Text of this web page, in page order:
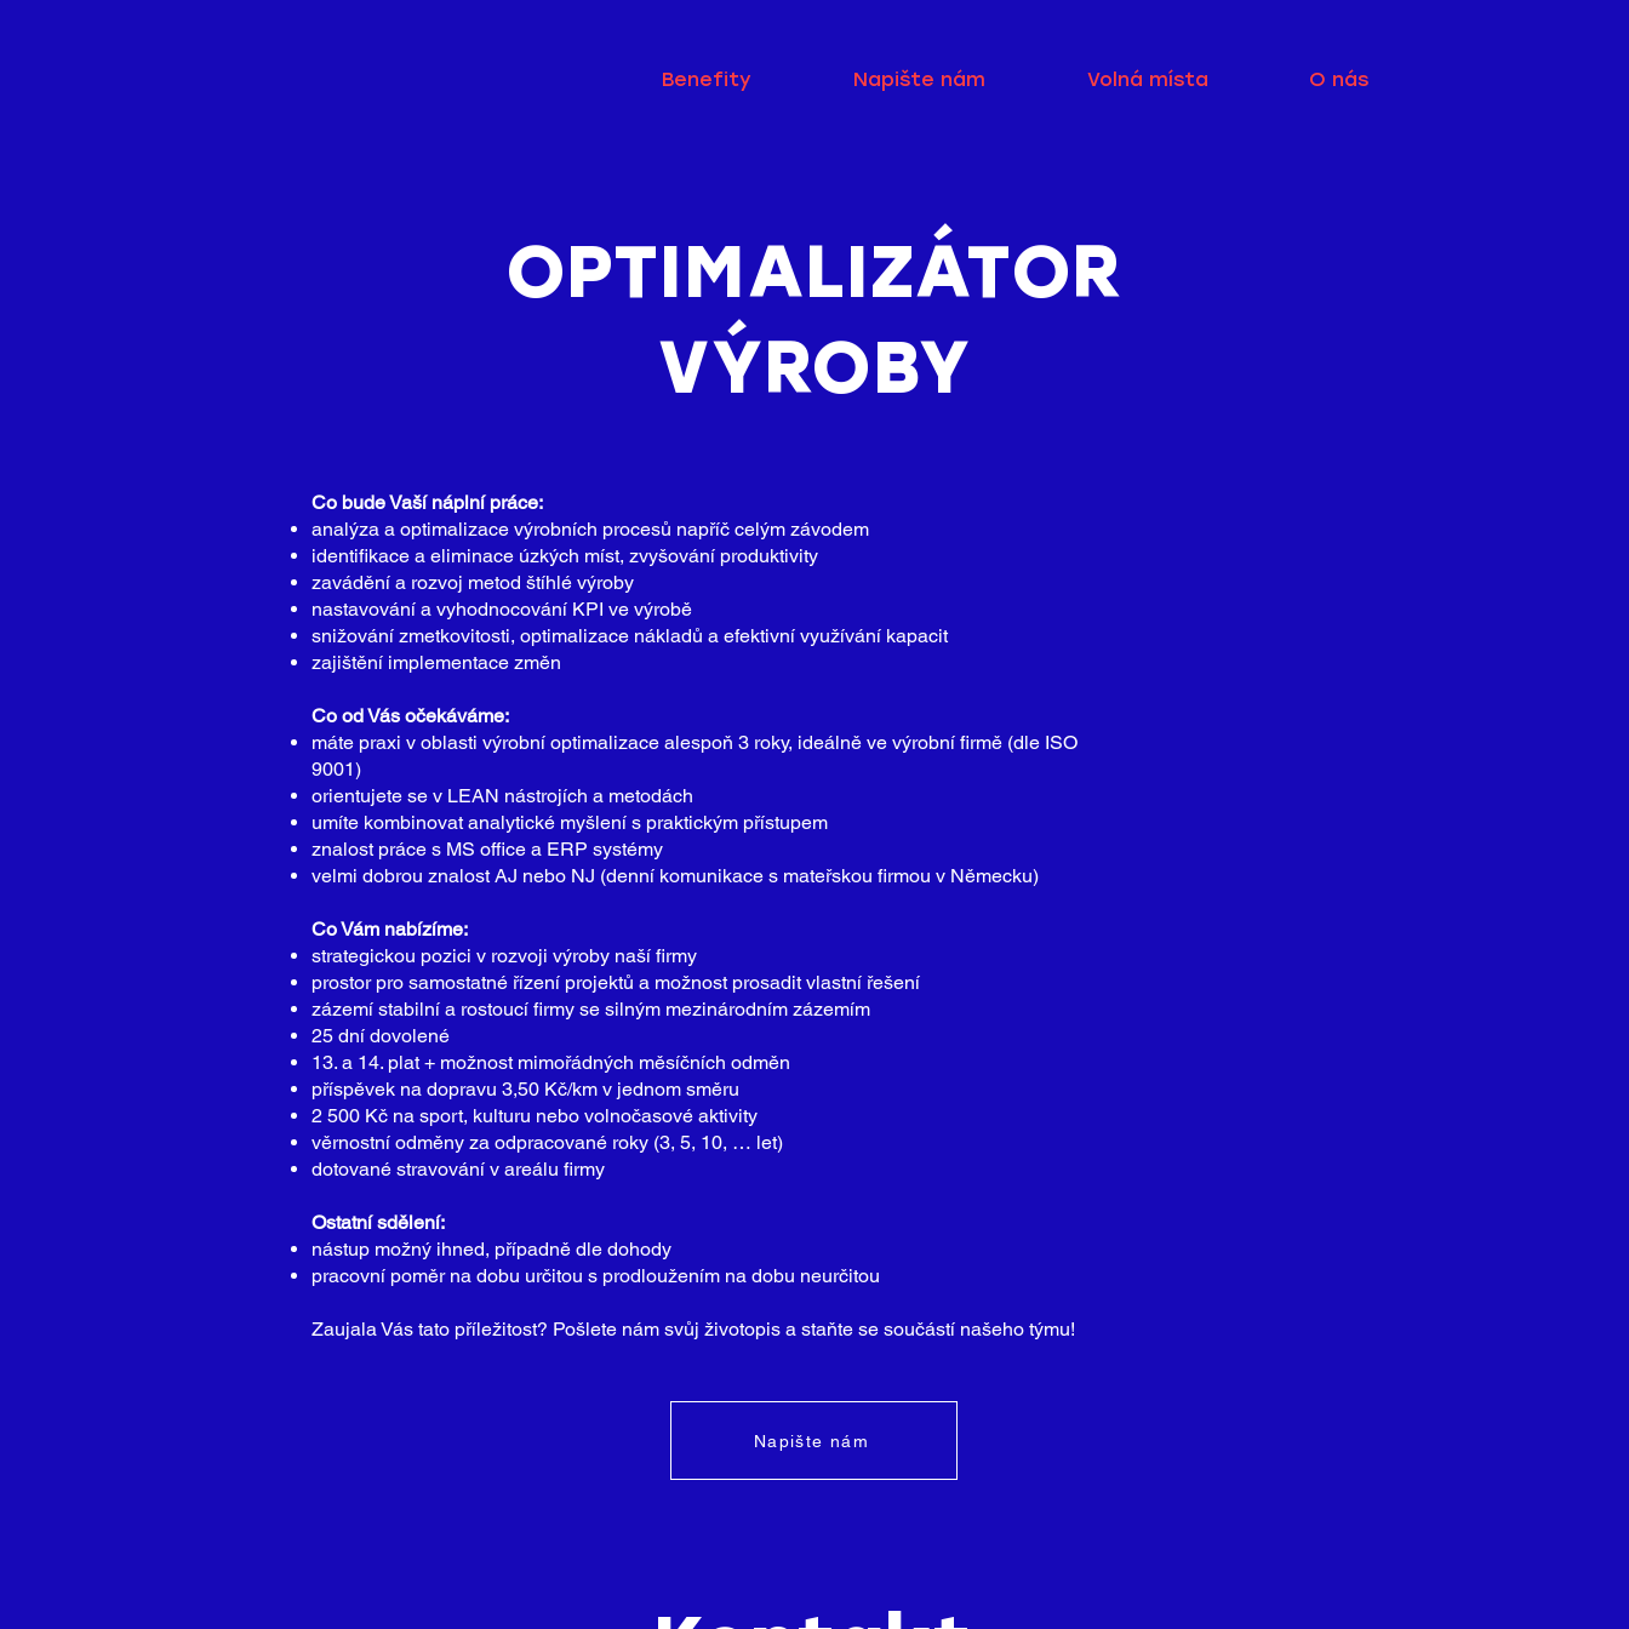
Benefity Napište nám Volná místa O nás
OPTIMALIZÁTOR
VÝROBY
Co bude Vaší náplní práce:
analýza a optimalizace výrobních procesů napříč celým závodem
identifikace a eliminace úzkých míst, zvyšování produktivity
zavádění a rozvoj metod štíhlé výroby
nastavování a vyhodnocování KPI ve výrobě
snižování zmetkovitosti, optimalizace nákladů a efektivní využívání kapacit
zajištění implementace změn
Co od Vás očekáváme:
máte praxi v oblasti výrobní optimalizace alespoň 3 roky, ideálně ve výrobní firmě (dle ISO
9001)
orientujete se v LEAN nástrojích a metodách
umíte kombinovat analytické myšlení s praktickým přístupem
znalost práce s MS office a ERP systémy
velmi dobrou znalost AJ nebo NJ (denní komunikace s mateřskou firmou v Německu)
Co Vám nabízíme:
strategickou pozici v rozvoji výroby naší firmy
prostor pro samostatné řízení projektů a možnost prosadit vlastní řešení
zázemí stabilní a rostoucí firmy se silným mezinárodním zázemím
25 dní dovolené
13. a 14. plat + možnost mimořádných měsíčních odměn
příspěvek na dopravu 3,50 Kč/km v jednom směru
2 500 Kč na sport, kulturu nebo volnočasové aktivity
věrnostní odměny za odpracované roky (3, 5, 10, … let)
dotované stravování v areálu firmy
Ostatní sdělení:
nástup možný ihned, případně dle dohody
pracovní poměr na dobu určitou s prodloužením na dobu neurčitou
Zaujala Vás tato příležitost? Pošlete nám svůj životopis a staňte se součástí našeho týmu!
Napište nám